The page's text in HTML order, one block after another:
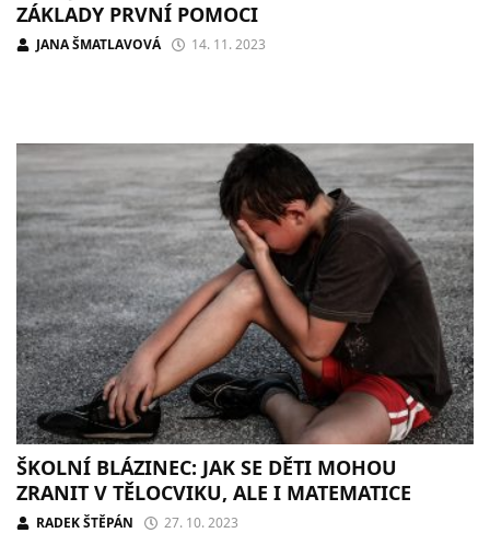
ZÁKLADY PRVNÍ POMOCI
JANA ŠMATLAVOVÁ 14. 11. 2023
ŠKOLNÍ BLÁZINEC: JAK SE DĚTI MOHOU
ZRANIT V TĚLOCVIKU, ALE I MATEMATICE
RADEK ŠTĚPÁN 27. 10. 2023